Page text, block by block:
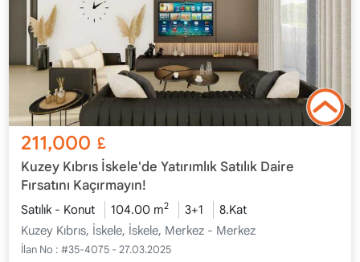
211,000 £
Kuzey Kıbrıs İskele'de Yatırımlık Satılık Daire
Fırsatını Kaçırmayın!
Satılık - Konut 104.00 m2 3+1
8.Kat
Kuzey Kıbrıs, İskele, İskele, Merkez - Merkez
İlan No : #35-4075 - 27.03.2025